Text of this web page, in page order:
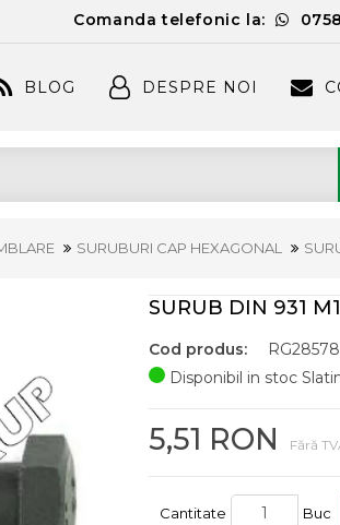
Comanda telefonic la:
BLOG DESPRE NOI
SURUBURI CAP HEXAGONAL
SURUB DIN 931
Cod produs:
RG28578
Disponibil in stoc
5,51 RON Fără
Cantitate Buc